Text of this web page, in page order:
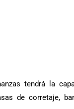
tendrá la
de corretaje,